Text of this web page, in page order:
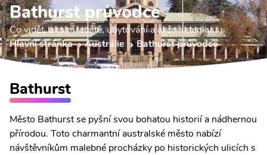
Bathurst průvodce
Co vidět, okolní letiště, ubytování a akční letenky.
Hlavní stránka
Austrálie Bathurst průvodce
Bathurst
Město Bathurst se pyšní svou bohatou historií a nádhernou
přírodou. Toto charmantní australské město nabízí
návštěvníkům malebné procházky po historických ulicích s